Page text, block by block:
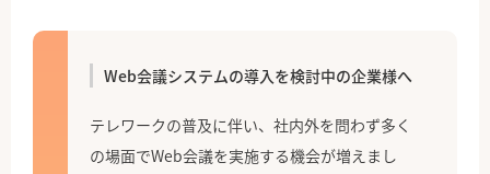
Web会議システムの導入を検討中の企業様へ
テレワークの普及に伴い、社内外を問わず多く
の場面でWeb会議を実施する機会が増えまし